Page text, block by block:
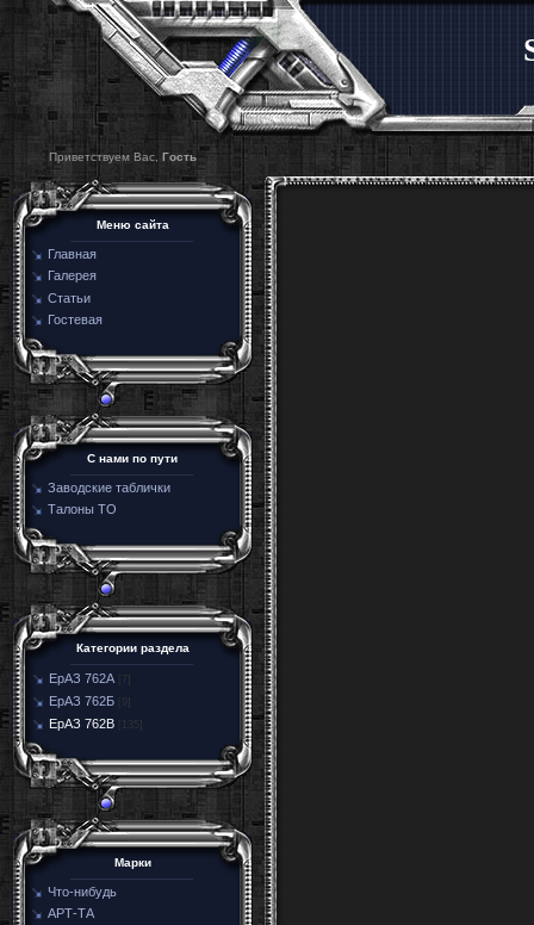
Приветствуем Вас, Гость
Меню сайта
Главная
Галерея
Статьи
Гостевая
C нами по пути
Заводские таблички
Талоны ТО
Категории раздела
ЕрАЗ 762А [7]
ЕрАЗ 762Б
ЕрАЗ 762В [135]
Марки
Что-нибудь
АРТ-ТА